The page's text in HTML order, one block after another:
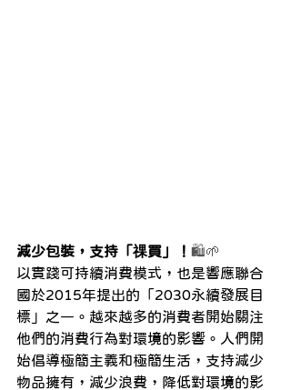
減少包裝，支持「祼買」！ 🛍️🌱
以實踐可持續消費模式，也是響應聯合
國於2015年提出的「2030永續發展目
標」之一。越來越多的消費者開始關注
他們的消費行為對環境的影響。人們開
始倡導極簡主義和極簡生活，支持減少
物品擁有，減少浪費，降低對環境的影